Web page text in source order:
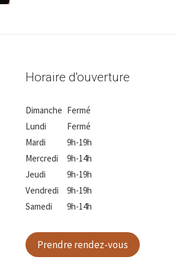
Horaire d'ouverture
Dimanche
Lundi
Mardi
Mercredi
Jeudi
Vendredi
Samedi
Fermé
Fermé
9h-19h
9h-14h
9h-19h
9h-19h
9h-14h
Prendre rendez-vous